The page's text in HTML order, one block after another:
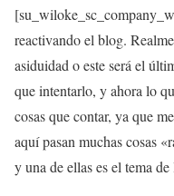
reactivando el blog.
asiduidad o este será el
que intentarlo, y ahora lo
cosas que contar, ya que
aquí pasan muchas cosas
y una de ellas es el tema